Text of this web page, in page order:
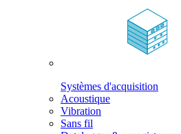
Systèmes d'acquisition
Acoustique
Vibration
Sans fil